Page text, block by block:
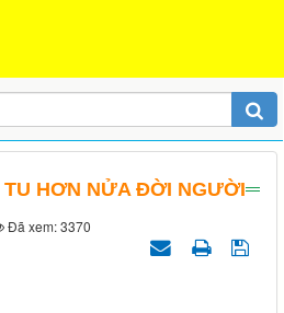
HƠN NỬA ĐỜI NGƯỜI
Đã xem: 3370